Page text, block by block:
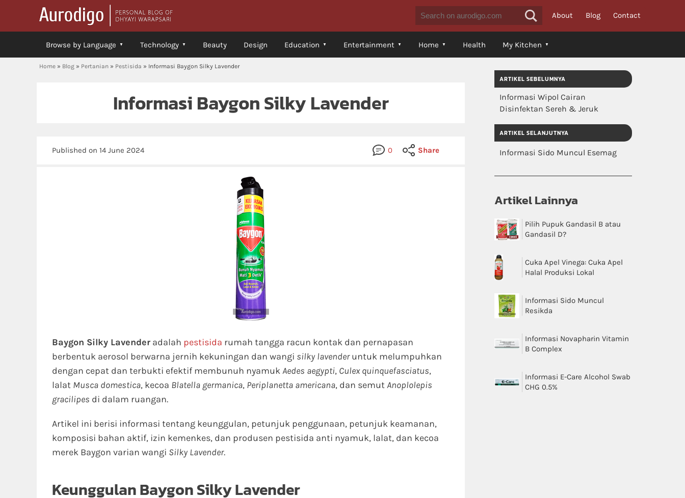
About Blog Contact
Browse by Language Technology Beauty Design Education Entertainment Home Health My Kitchen
Home » Blog » Pertanian » Pestisida » Informasi Baygon Silky Lavender
Informasi Baygon Silky Lavender
0 Share
Published on 14 June 2024
Baygon Silky Lavender adalah pestisida rumah tangga racun kontak dan pernapasan
berbentuk aerosol berwarna jernih kekuningan dan wangi silky lavenderuntuk melumpuhkan
dengan cepat dan terbukti efektif membunuh nyamukAedes aegypti, Culex quinquefasciatus,
lalat Musca domestica, kecoa Blatella germanica, Periplanetta americana, dan semutAnoplolepis
gracilipes di dalam ruangan.
Artikel ini berisi informasi tentang keunggulan, petunjuk penggunaan, petunjuk keamanan,
komposisi bahan aktif, izin kemenkes, dan produsen pestisida anti nyamuk, lalat, dan kecoa
merek Baygon varian wangi Silky Lavender.
Keunggulan Baygon Silky Lavender
ARTIKEL SEBELUMNYA
Informasi Wipol Cairan
Disinfektan Sereh & Jeruk
ARTIKEL SELANJUTNYA
Informasi Sido Muncul Esemag
Artikel Lainnya
Pilih Pupuk Gandasil B atau
Gandasil D?
Cuka Apel Vinega: Cuka Apel
Halal Produksi Lokal
Informasi Sido Muncul
Resikda
Informasi Novapharin Vitamin
B Complex
Informasi E-Care Alcohol Swab
CHG 0.5%